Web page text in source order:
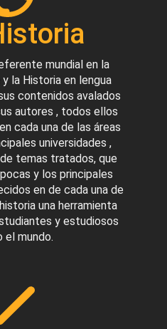
mundial en la
la Historia en lengua
contenidos avalados
autores , todos ellos
cada una de las áreas
universidades ,
temas tratados, que
y los principales
en de cada una de
una herramienta
y estudiosos
el mundo.